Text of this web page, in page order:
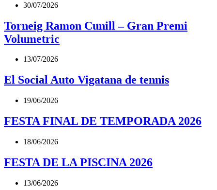
30/07/2026
Torneig Ramon Cunill – Gran Premi
Volumetric
13/07/2026
El Social Auto Vigatana de tennis
19/06/2026
FESTA FINAL DE TEMPORADA 2026
18/06/2026
FESTA DE LA PISCINA 2026
13/06/2026